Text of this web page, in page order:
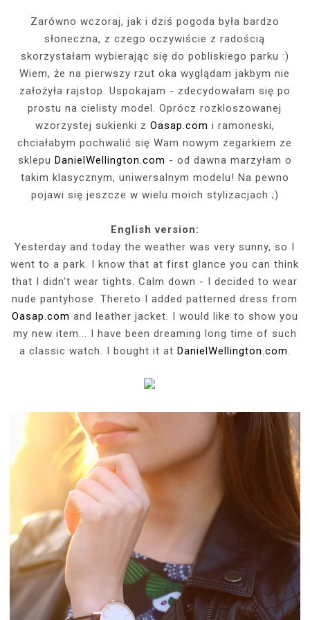
Zarówno wczoraj, jak i dziś pogoda była bardzo
słoneczna, z czego oczywiście z radością
skorzystałam wybierając się do pobliskiego parku :)
Wiem, że na pierwszy rzut oka wyglądam jakbym nie
założyła rajstop. Uspokajam - zdecydowałam się po
prostu na cielisty model. Oprócz rozkloszowanej
wzorzystej sukienki z Oasap.com i ramoneski,
chciałabym pochwalić się Wam nowym zegarkiem ze
sklepu DanielWellington.com - od dawna marzyłam o
takim klasycznym, uniwersalnym modelu! Na pewno
pojawi się jeszcze w wielu moich stylizacjach ;)
English version:
Yesterday and today the weather was very sunny, so I
went to a park. I know that at first glance you can think
that I didn't wear tights. Calm down - I decided to wear
nude pantyhose. Thereto I added patterned dress from
Oasap.com and leather jacket. I would like to show you
my new item... I have been dreaming long time of such
a classic watch. I bought it at DanielWellington.com.